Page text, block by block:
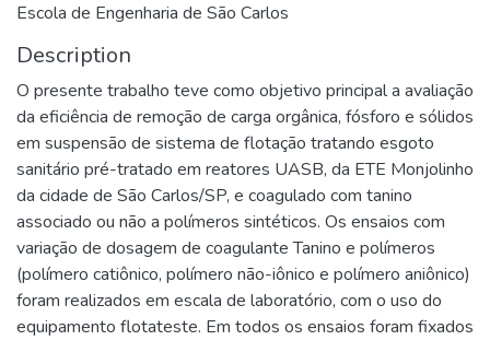
Escola de Engenharia de São Carlos
Description
O presente trabalho teve como objetivo principal a avaliação
da eficiência de remoção de carga orgânica, fósforo e sólidos
em suspensão de sistema de flotação tratando esgoto
sanitário pré-tratado em reatores UASB, da ETE Monjolinho
da cidade de São Carlos/SP, e coagulado com tanino
associado ou não a polímeros sintéticos. Os ensaios com
variação de dosagem de coagulante Tanino e polímeros
(polímero catiônico, polímero não-iônico e polímero aniônico)
foram realizados em escala de laboratório, com o uso do
equipamento flotateste. Em todos os ensaios foram fixados